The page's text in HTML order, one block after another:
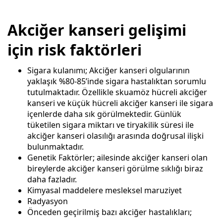
Akciğer kanseri gelişimi
için risk faktörleri
Sigara kulanımı; Akciğer kanseri olgularının
yaklaşık %80-85’inde sigara hastalıktan sorumlu
tutulmaktadır. Özellikle skuamöz hücreli akciğer
kanseri ve küçük hücreli akciğer kanseri ile sigara
içenlerde daha sık görülmektedir. Günlük
tüketilen sigara miktarı ve tiryakilik süresi ile
akciğer kanseri olasılığı arasında doğrusal ilişki
bulunmaktadır.
Genetik Faktörler; ailesinde akciğer kanseri olan
bireylerde akciğer kanseri görülme sıklığı biraz
daha fazladır.
Kimyasal maddelere mesleksel maruziyet
Radyasyon
Önceden geçirilmiş bazı akciğer hastalıkları;